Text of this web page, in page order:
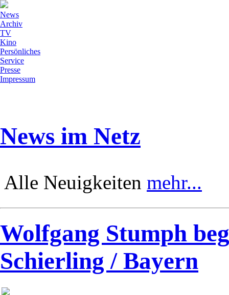
News
Archiv
TV
Kino
Persönliches
Service
Presse
Impressum
News im Netz
Alle Neuigkeiten mehr...
Wolfgang Stumph
Schierling / Bayern